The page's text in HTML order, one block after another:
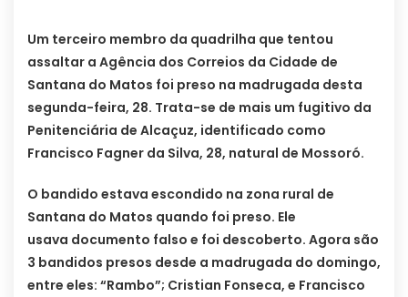
Um terceiro membro da quadrilha que tentou
assaltar a Agência dos Correios da Cidade de
Santana do Matos foi preso na madrugada desta
segunda-feira, 28. Trata-se de mais um fugitivo da
Penitenciária de Alcaçuz, identificado como
Francisco Fagner da Silva, 28, natural de Mossoró.
O bandido estava escondido na zona rural de
Santana do Matos quando foi preso. Ele
usava documento falso e foi descoberto. Agora são
3 bandidos presos desde a madrugada do domingo,
entre eles: “Rambo”; Cristian Fonseca, e Francisco